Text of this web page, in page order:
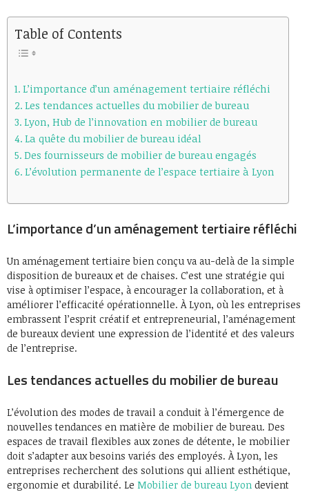
Table of Contents
L’importance d’un aménagement tertiaire réfléchi
Les tendances actuelles du mobilier de bureau
Lyon, Hub de l’innovation en mobilier de bureau
La quête du mobilier de bureau idéal
Des fournisseurs de mobilier de bureau engagés
L’évolution permanente de l’espace tertiaire à Lyon
L’importance d’un aménagement tertiaire réfléchi
Un aménagement tertiaire bien conçu va au-delà de la simple
disposition de bureaux et de chaises. C’est une stratégie qui
vise à optimiser l’espace, à encourager la collaboration, et à
améliorer l’efficacité opérationnelle. À Lyon, où les entreprises
embrassent l’esprit créatif et entrepreneurial, l’aménagement
de bureaux devient une expression de l’identité et des valeurs
de l’entreprise.
Les tendances actuelles du mobilier de bureau
L’évolution des modes de travail a conduit à l’émergence de
nouvelles tendances en matière de mobilier de bureau. Des
espaces de travail flexibles aux zones de détente, le mobilier
doit s’adapter aux besoins variés des employés. À Lyon, les
entreprises recherchent des solutions qui allient esthétique,
ergonomie et durabilité. Le Mobilier de bureau Lyon devient